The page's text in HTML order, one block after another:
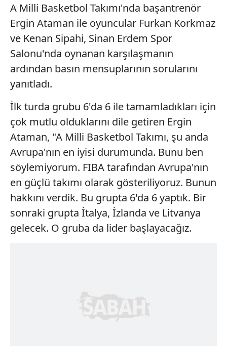
A Milli Basketbol Takımı'nda başantrenör
Ergin Ataman ile oyuncular Furkan Korkmaz
ve Kenan Sipahi, Sinan Erdem Spor
Salonu'nda oynanan karşılaşmanın
ardından basın mensuplarının sorularını
yanıtladı.
İlk turda grubu 6'da 6 ile tamamladıkları için
çok mutlu olduklarını dile getiren Ergin
Ataman, "A Milli Basketbol Takımı, şu anda
Avrupa'nın en iyisi durumunda. Bunu ben
söylemiyorum. FIBA tarafından Avrupa'nın
en güçlü takımı olarak gösteriliyoruz. Bunun
hakkını verdik. Bu grupta 6'da 6 yaptık. Bir
sonraki grupta İtalya, İzlanda ve Litvanya
gelecek. O gruba da lider başlayacağız.